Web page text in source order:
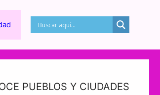
PUEBLOS Y CIUDADES